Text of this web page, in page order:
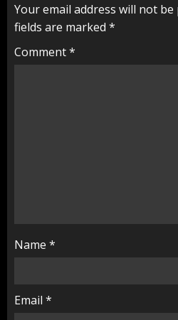
Your email address will not be
fields are marked *
Comment*
Name *
Email *